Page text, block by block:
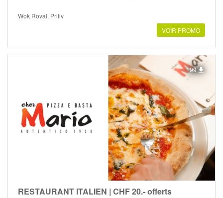
Wok Royal, Prilly
VOIR PROMO
199
RESTAURANT ITALIEN | CHF 20.- offerts